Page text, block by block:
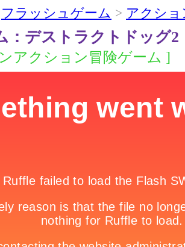
フラッシュゲーム > アクショ
：デストラクトドッグ2
アクション冒険ゲーム ]